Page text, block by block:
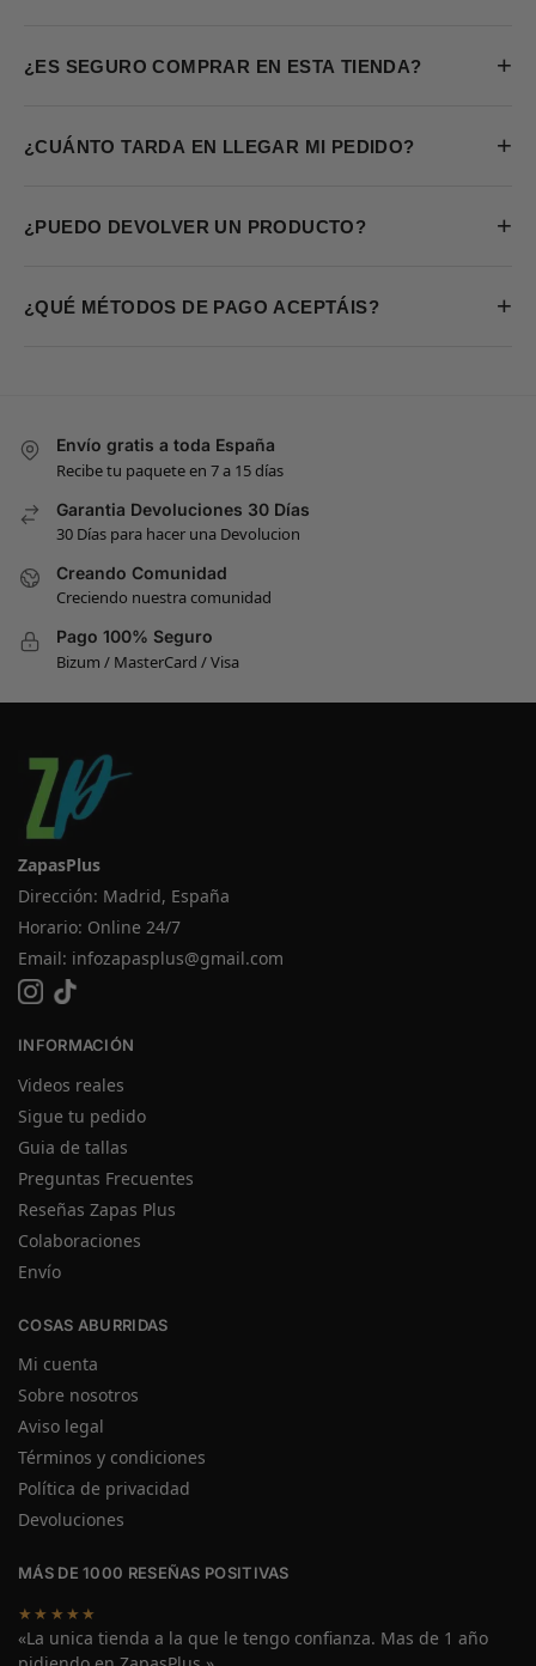
¿ES SEGURO COMPRAR EN ESTA TIENDA? +
¿CUÁNTO TARDA EN LLEGAR MI PEDIDO? +
¿PUEDO DEVOLVER UN PRODUCTO? +
¿QUÉ MÉTODOS DE PAGO ACEPTÁIS? +
Envío gratis a toda España
Recibe tu paquete en 7 a 15 días
Garantia Devoluciones 30 Días
30 Días para hacer una Devolucion
Creando Comunidad
Creciendo nuestra comunidad
Pago 100% Seguro
Bizum / MasterCard / Visa
ZapasPlus
Dirección: Madrid, España
Horario: Online 24/7
Email: infozapasplus@gmail.com
INFORMACIÓN
Videos reales
Sigue tu pedido
Guia de tallas
Preguntas Frecuentes
Reseñas Zapas Plus
Colaboraciones
Envío
COSAS ABURRIDAS
Mi cuenta
Sobre nosotros
Aviso legal
Términos y condiciones
Política de privacidad
Devoluciones
MÁS DE 1000 RESEÑAS POSITIVAS
★★★★★
«La unica tienda a la que le tengo confianza. Mas de 1 año